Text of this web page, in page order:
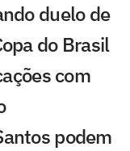
duelo de
do Brasil
com
podem